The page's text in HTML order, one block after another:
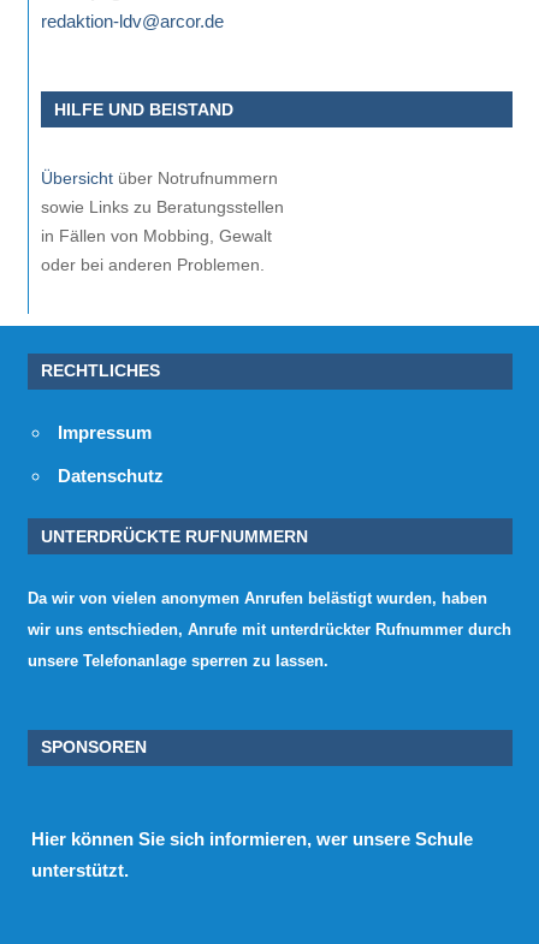
redaktion-ldv@arcor.de
HILFE UND BEISTAND
Übersichtüber Notrufnummern
sowie Links zu Beratungsstellen
in Fällen von Mobbing, Gewalt
oder bei anderen Problemen.
RECHTLICHES
Impressum
Datenschutz
UNTERDRÜCKTE RUFNUMMERN
Da wir von vielen anonymen Anrufen belästigt wurden, haben
wir uns entschieden, Anrufe mit unterdrückter Rufnummer durch
unsere Telefonanlage sperren zu lassen.
SPONSOREN
Hier können Sie sich informieren, wer unsere Schule
unterstützt.